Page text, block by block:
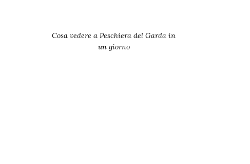
Cosa vedere a Peschiera del Garda in
un giorno